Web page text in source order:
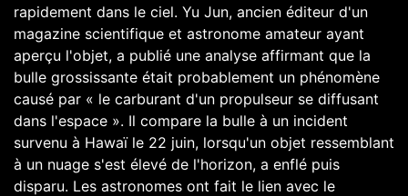
rapidement dans le ciel. Yu Jun, ancien éditeur d'un
magazine scientifique et astronome amateur ayant
aperçu l'objet, a publié une analyse affirmant que la
bulle grossissante était probablement un phénomène
causé par « le carburant d'un propulseur se diffusant
dans l'espace ». Il compare la bulle à un incident
survenu à Hawaï le 22 juin, lorsqu'un objet ressemblant
à un nuage s'est élevé de l'horizon, a enflé puis
disparu. Les astronomes ont fait le lien avec le